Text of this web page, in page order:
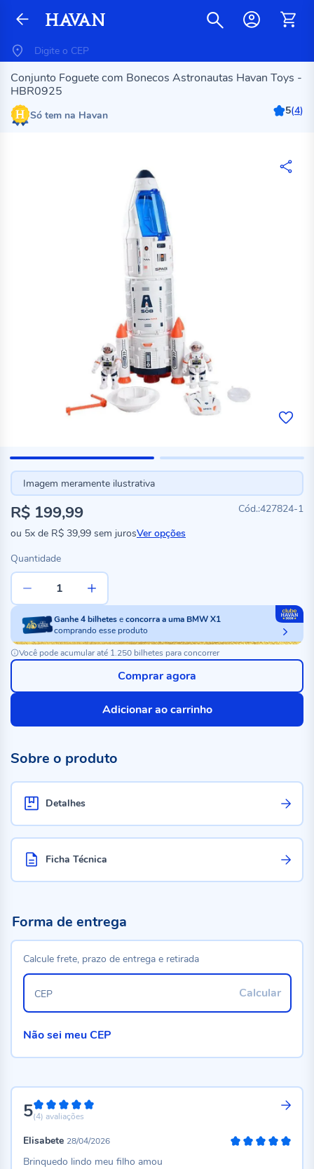
Conjunto Foguete com Bonecos Astronautas Havan Toys -
HBR0925
Só tem na Havan 5(4)
Imagem meramente ilustrativa
427824-1
R$ 199,99
ou 5x de R$ 39,99 sem jurosVer opções
Quantidade
Ganhe4bilheteseconcorra a uma BMW X1
comprando esse produto
Você pode acumular até 1.250 bilhetes para concorrer
Adicionar ao carrinho
Comprar agora
Sobre o produto
Detalhes
Ficha Técnica
5100%
(4) avaliações
Elisabete 28/04/2026
Brinquedo lindo meu filho amou
Forma de entrega
Calcule frete, prazo de entrega e retirada
Calcular
CEP
Não sei meu CEP